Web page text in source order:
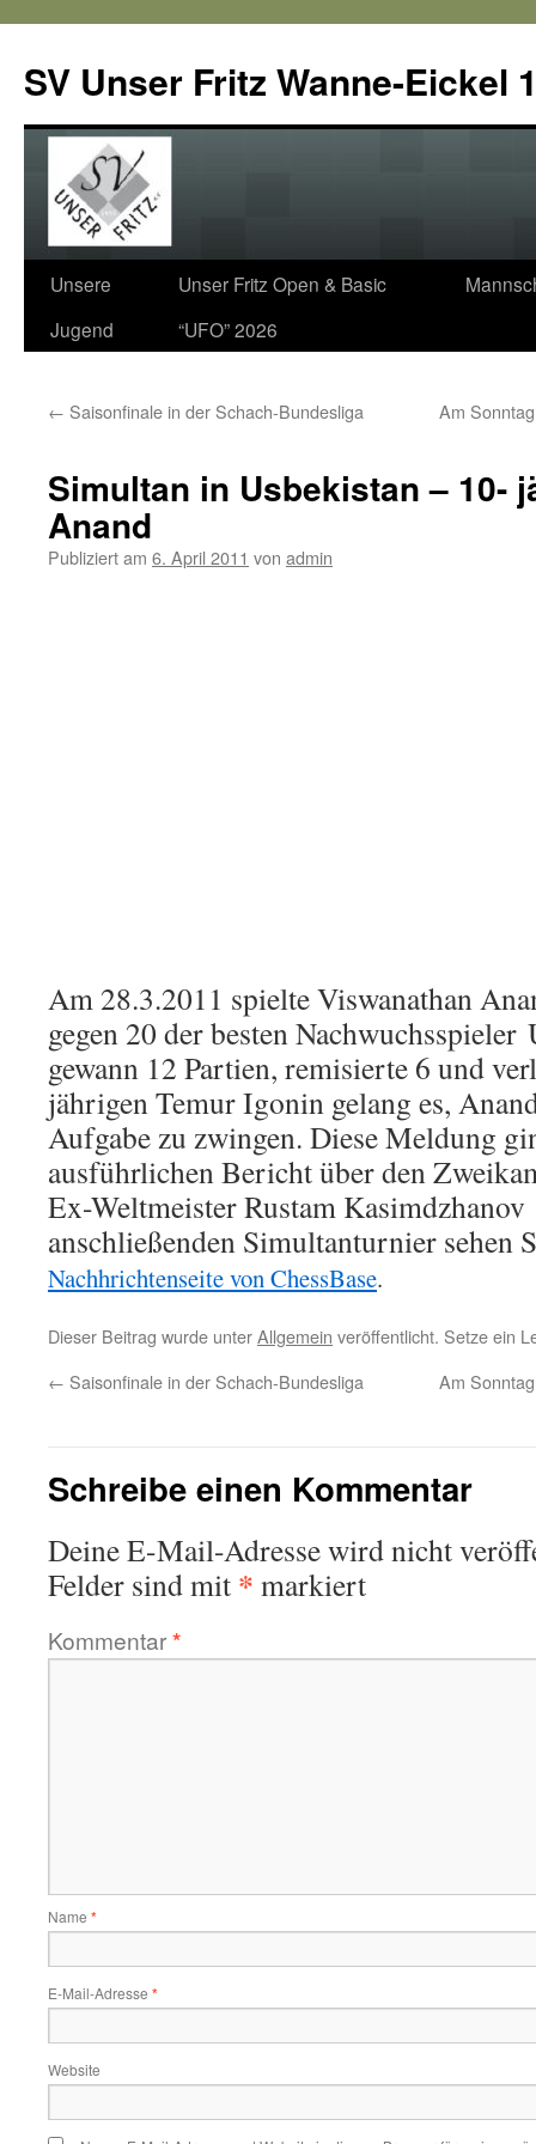
SV Unser Fritz Wanne-Eickel
Zum
Inhalt
Unsere
Jugend
Unser Fritz Open & Basic
“UFO” 2026
← Saisonfinale in der Schach-Bundesliga Am
Simultan in Usbekistan – 10-
Anand
Publiziert am 6. April 2011 von admin
Am 28.3.2011 spielte Viswanathan
gegen 20 der besten Nachwuchsspieler
gewann 12 Partien, remisierte 6 und
jährigen Temur Igonin gelang es,
Aufgabe zu zwingen. Diese Meldung
ausführlichen Bericht über den
Ex-Weltmeister Rustam
anschließenden Simultanturnier sehen
Nachhrichtenseite von ChessBase.
Dieser Beitrag wurde unterAllgemein veröffentlicht. Setze ein
← Saisonfinale in der Schach-Bundesliga Am
Schreibe einen Kommentar
Deine E-Mail-Adresse wird nicht
Felder sind mit * markiert
Kommentar*
Name *
E-Mail-Adresse *
Website